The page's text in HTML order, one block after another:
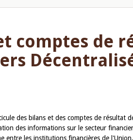
comptes de
des bilans et des comptes de résultat
des informations sur le secteur
entre les institutions financières de